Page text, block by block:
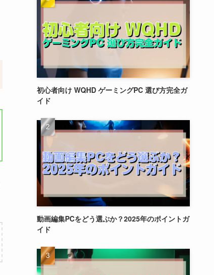
初心者向け WQHD ゲーミングPC 選び方完全ガ
イド
動画編集PCをどう選ぶか？2025年のポイントガ
イド